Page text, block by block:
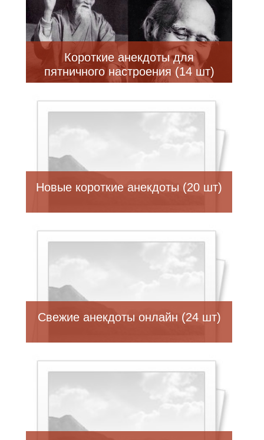
Короткие анекдоты для
пятничного настроения (14 шт)
Новые короткие анекдоты (20 шт)
Свежие анекдоты онлайн (24 шт)